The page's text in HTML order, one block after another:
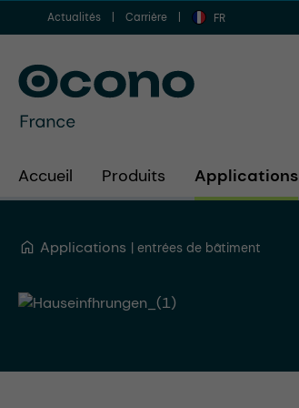
au contenu principal
Aller à la recherche
Aller à la navigation principale
Actualités Carrière FR
Accueil Produits Applications
Applications entrées de bâtiment